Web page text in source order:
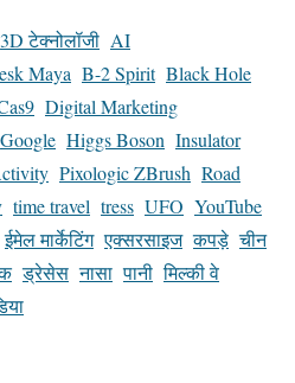
3D टेक्नोलॉजी AI
Maya B-2 Spirit Black Hole
Digital Marketing
Google Higgs Boson Insulator
Pixologic ZBrush Road
time travel tress UFO YouTube
ईमेल मार्केटिंग एक्सरसाइज कपड़े चीन
ड्रेसेस नासा पानी मिल्की वे